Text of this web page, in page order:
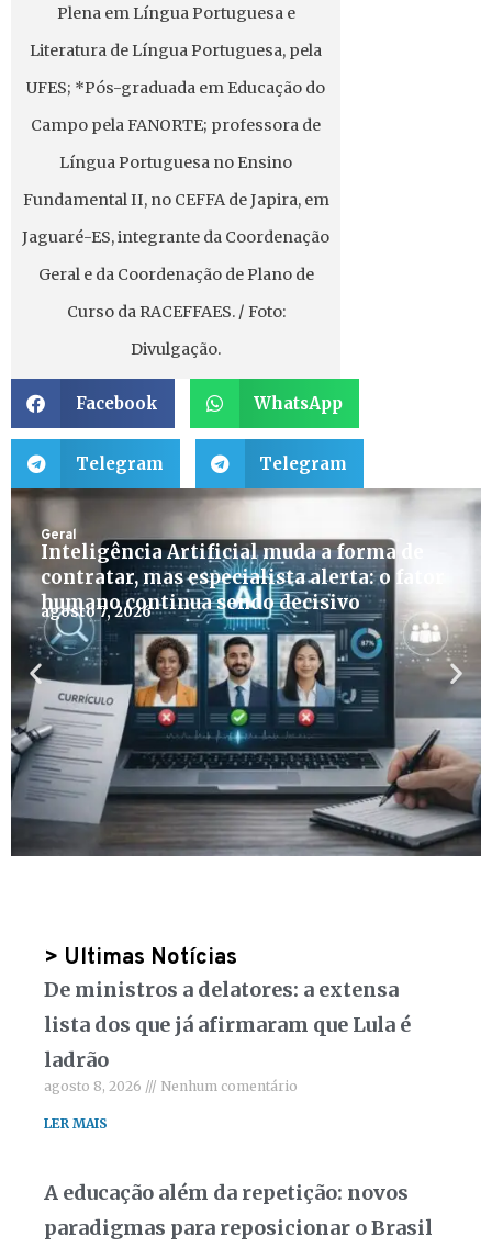
Plena em Língua Portuguesa e
Literatura de Língua Portuguesa, pela
UFES; *Pós-graduada em Educação do
Campo pela FANORTE; professora de
Língua Portuguesa no Ensino
Fundamental II, no CEFFA de Japira, em
Jaguaré-ES, integrante da Coordenação
Geral e da Coordenação de Plano de
Curso da RACEFFAES. / Foto:
Divulgação.
Facebook WhatsApp
Telegram Telegram
Geral
Inteligência Artificial muda a forma de
contratar, mas especialista alerta: o fator
humano continua sendo decisivo
agosto 7, 2026
> Ultimas Notícias
De ministros a delatores: a extensa
lista dos que já afirmaram que Lula é
ladrão
agosto 8, 2026 Nenhum comentário
LER MAIS
A educação além da repetição: novos
paradigmas para reposicionar o Brasil